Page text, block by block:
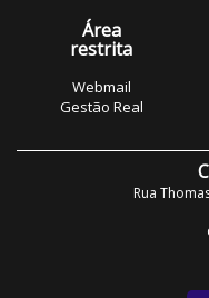
Área
restrita
Webmail
Gestão Real
Rua